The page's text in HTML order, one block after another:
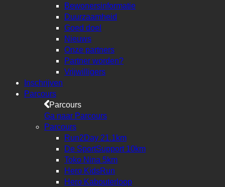
Bewonersinformatie
Duurzaamheid
Goed doel
Nieuws
Onze partners
Partner worden?
Vrijwilligers
Inschrijven
Parcours
Parcours
Ga naar Parcours
Parcours
Run2Day 21.1km
De SportSupport 10km
Toko Nina 5km
Hero KidsRun
Hero Kabouterloop